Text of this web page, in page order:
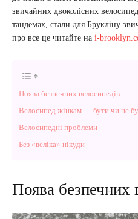
звичайних двоколісних
тандемах, стали для Брукліну
про все це читайте на i-
Поява безпечних велосипедів
Велосипед жінкам — бути чи не
Велосипедні проблеми
Без «веліка» нікуди
Поява безпечних